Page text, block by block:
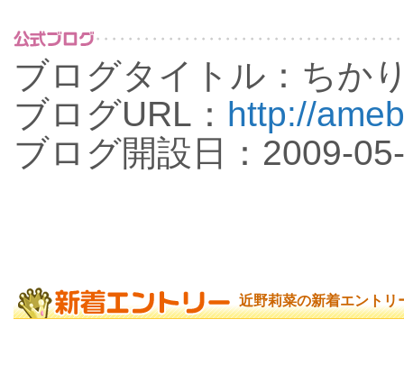
ブログタイトル：ちか
ブログURL： http://
ブログ開設日：2009-
近野莉菜の新着エントリ